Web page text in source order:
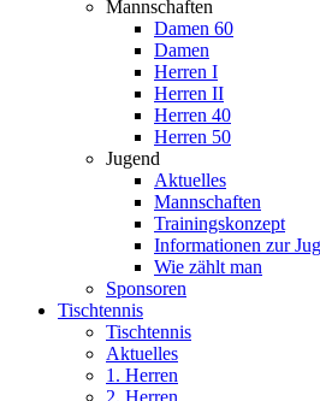
Mannschaften
Damen 60
Damen
Herren I
Herren II
Herren 40
Herren 50
Jugend
Aktuelles
Mannschaften
Trainingskonzept
Informationen zur
Wie zählt man
Sponsoren
Tischtennis
Tischtennis
Aktuelles
1. Herren